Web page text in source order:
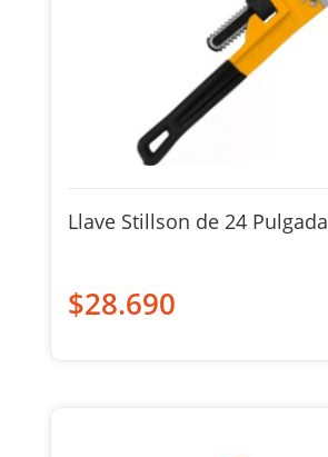
Llave Stillson de 24 Pulgada
$28.690